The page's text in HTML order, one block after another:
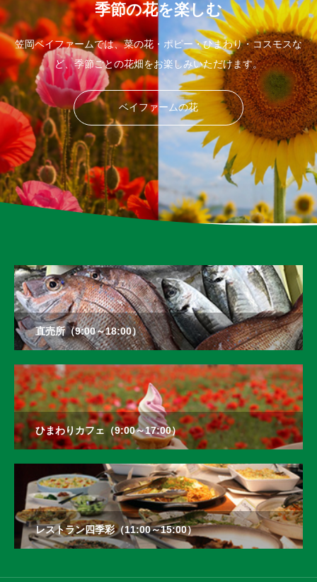
季節の花を楽しむ
笠岡ベイファームでは、菜の花・ポピー・ひまわり・コスモスな
ど、季節ごとの花畑をお楽しみいただけます。
ベイファームの花
直売所（9:00～18:00）
ひまわりカフェ（9:00～17:00）
レストラン四季彩（11:00～15:00）